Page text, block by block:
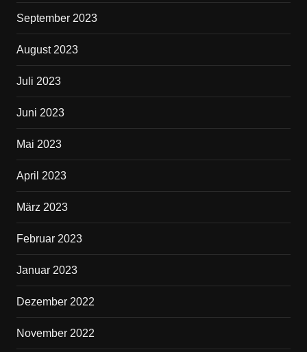
September 2023
August 2023
Juli 2023
Juni 2023
Mai 2023
April 2023
März 2023
Februar 2023
Januar 2023
Dezember 2022
November 2022